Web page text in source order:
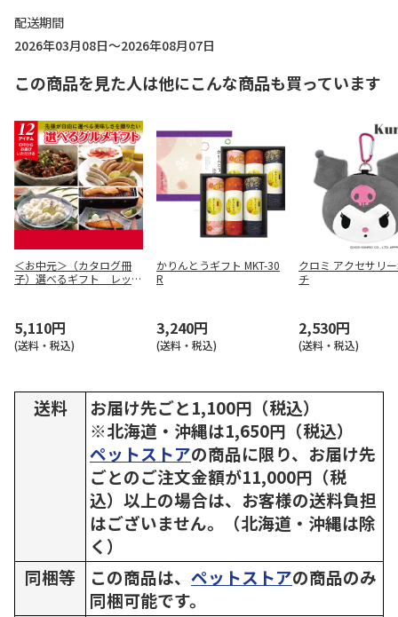
配送期間
2026年03月08日～2026年08月07日
この商品を見た人は他にこんな商品も買っています
＜お中元＞（カタログ冊
子）選べるギフト レッド
5,110円
(送料・税込)
かりんとうギフト MKT-30
R
3,240円
(送料・税込)
クロミ アクセサリ
チ
2,530円
(送料・税込)
送料
お届け先ごと1,100円（税込）
※北海道・沖縄は1,650円（税込）
ペットストアの商品に限り、お届け先
ごとのご注文金額が11,000円（税
込）以上の場合は、お客様の送料負担
はございません。（北海道・沖縄は除
く）
同梱等
この商品は、 ペットストアの商品のみ
同梱可能です。